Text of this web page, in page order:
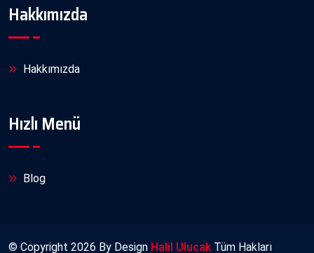
Hakkımızda
Hakkımızda
Hızlı Menü
Blog
© Copyright 2026 By Design Halil Ulucak Tüm Hakları